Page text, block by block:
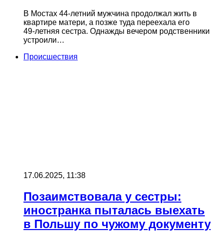
В Мостах 44‑летний мужчина продолжал жить в
квартире матери, а позже туда переехала его
49‑летняя сестра. Однажды вечером родственники
устроили…
Происшествия
17.06.2025, 11:38
Позаимствовала у сестры:
иностранка пыталась выехать
в Польшу по чужому документу